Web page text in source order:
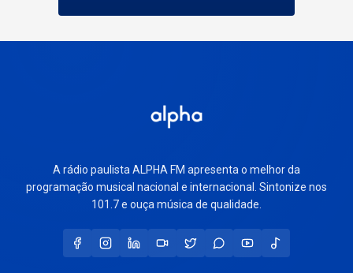
A rádio paulista ALPHA FM apresenta o melhor da
programação musical nacional e internacional. Sintonize nos
101.7 e ouça música de qualidade.